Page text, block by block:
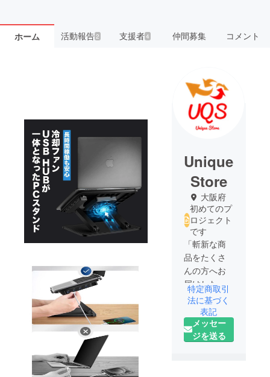
ホーム 活動報告2 支援者4 仲間募集 コメント
Unique
Store
大阪府
初めてのプ
ロジェクト
です
「斬新な商
品をたくさ
んの方へお
届けした
い！」とい
う想いで
2020年2月に
開業し、
特定商取引
法に基づく
表記
メッセー
ジを送る